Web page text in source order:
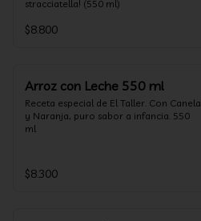
stracciatella! (550 ml)
$8.800
Arroz con Leche 550 ml
Receta especial de El Taller. Con Canela
y Naranja, puro sabor a infancia. 550
ml
$8.300